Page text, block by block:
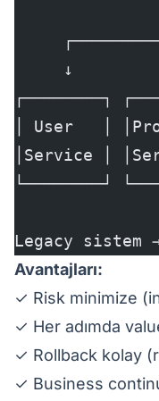
↓
┌────────┐
│ User   │
│Service │
└────────┘
Legacy sistem
Avantajları:
✓ Risk minimize
✓ Her adımda
✓ Rollback kolay
✓ Business